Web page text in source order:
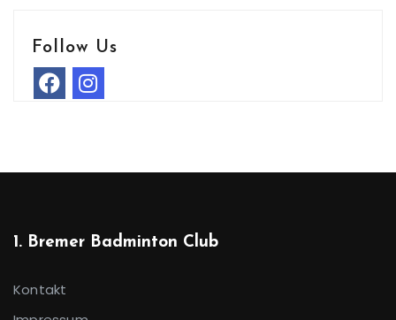
Follow Us
1. Bremer Badminton Club
Kontakt